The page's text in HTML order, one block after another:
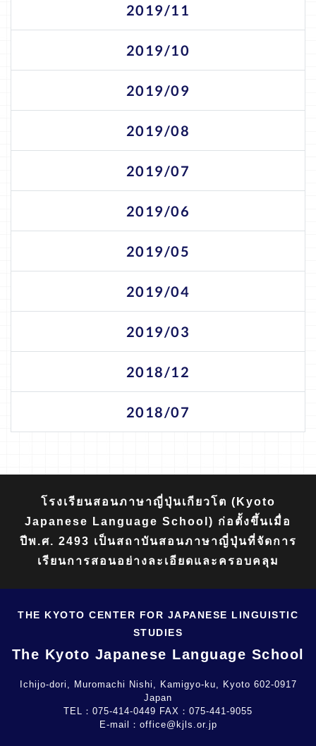
2019/11
2019/10
2019/09
2019/08
2019/07
2019/06
2019/05
2019/04
2019/03
2018/12
2018/07
โรงเรียนสอนภาษาญี่ปุ่นเกียวโต (Kyoto
Japanese Language School) ก่อตั้งขึ้นเมื่อ
ปีพ.ศ. 2493 เป็นสถาบันสอนภาษาญี่ปุ่นที่จัดการ
เรียนการสอนอย่างละเอียดและครอบคลุม
THE KYOTO CENTER FOR JAPANESE LINGUISTIC
STUDIES
The Kyoto Japanese Language School
Ichijo-dori, Muromachi Nishi, Kamigyo-ku, Kyoto 602-0917
Japan
TEL： 075-414-0449 FAX： 075-441-9055
E-mail： office@kjls.or.jp